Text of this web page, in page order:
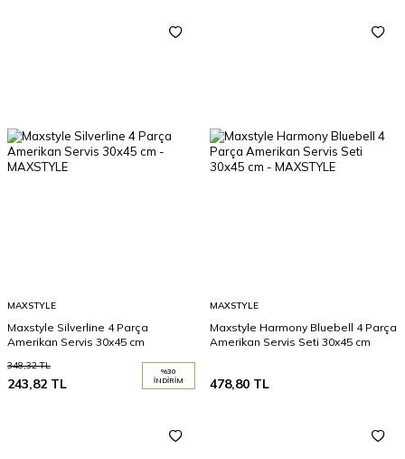
MAXSTYLE
Maxstyle Silverline 4 Parça
Amerikan Servis 30x45 cm
348,32TL
243,82 TL
%30
İNDIRIM
MAXSTYLE
Maxstyle Harmony Bluebell 4 Parça
Amerikan Servis Seti 30x45 cm
478,80 TL